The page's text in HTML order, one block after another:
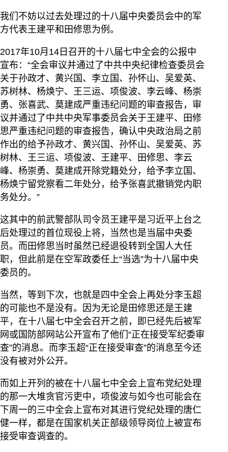
我们不妨以过去处理过的十八届中央委员会中的军
方代表王建平和田修思为例。
2017年10月14日召开的十八届七中全会的公报中
宣布：“全会审议并通过了中共中央纪律检查委员会
关于孙政才、黄兴国、李立国、孙怀山、吴爱英、
苏树林、杨焕宁、王三运、项俊波、李云峰、杨崇
勇、张喜武、莫建成严重违纪问题的审查报告，审
议并通过了中共中央军事委员会关于王建平、田修
思严重违纪问题的审查报告，确认中央政治局之前
作出的给予孙政才、黄兴国、孙怀山、吴爱英、苏
树林、王三运、项俊波、王建平、田修思、李云
峰、杨崇勇、莫建成开除党籍处分，给予李立国、
杨焕宁留党察看二年处分，给予张喜武撤销党内职
务处分。”
这其中的前武警部队司令员王建平是习近平上台之
后处理过的首位现役上将，当然也是当届中央委
员。而田修思当时虽然已经退役转到全国人大任
职，但此前是在空军政委任上“当选”为十八届中央
委员的。
当然，等到下次，也就是四中全会上再处分李玉超
的可能也不是没有。因为无论是田修思还是王建
平，在十八届七中全会召开之前，即已经先后被军
网或国防部网站公开宣布了他们“正在接受军纪委审
查”的消息。而李玉超“正在接受审查”的消息至今还
没有被对外公开。
而如上开列的被在十八届七中全会上宣布党纪处理
的那一大堆贪官污吏中，项俊波与如今也可能会在
下周一的三中全会上宣布对其进行党纪处理的唐仁
健一样，都是在国家机关正部级领导岗位上被宣布
接受审查调查的。